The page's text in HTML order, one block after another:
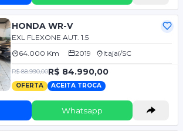
HONDA WR-V
EXL FLEXONE AUT. 1.5
64.000 Km
2019 Itajaí/SC
R$ 88.990,00R$ 84.990,00
OFERTA ACEITA TROCA
Whatsapp